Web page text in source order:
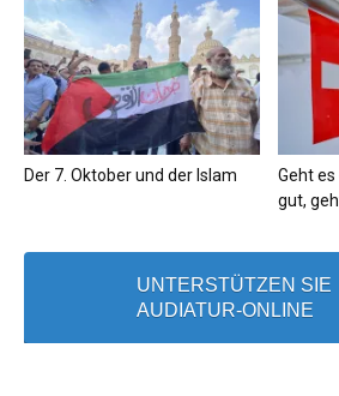
Der 7. Oktober und der Islam
Geht
gut,
UNTERSTÜTZEN SIE
AUDIATUR-ONLINE